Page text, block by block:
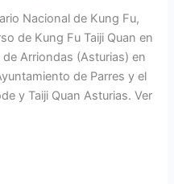
Nacional de Kung Fu,
de Kung Fu Taiji Quan en
Arriondas (Asturias) en
de Parres y el
y Taiji Quan Asturias. Ver